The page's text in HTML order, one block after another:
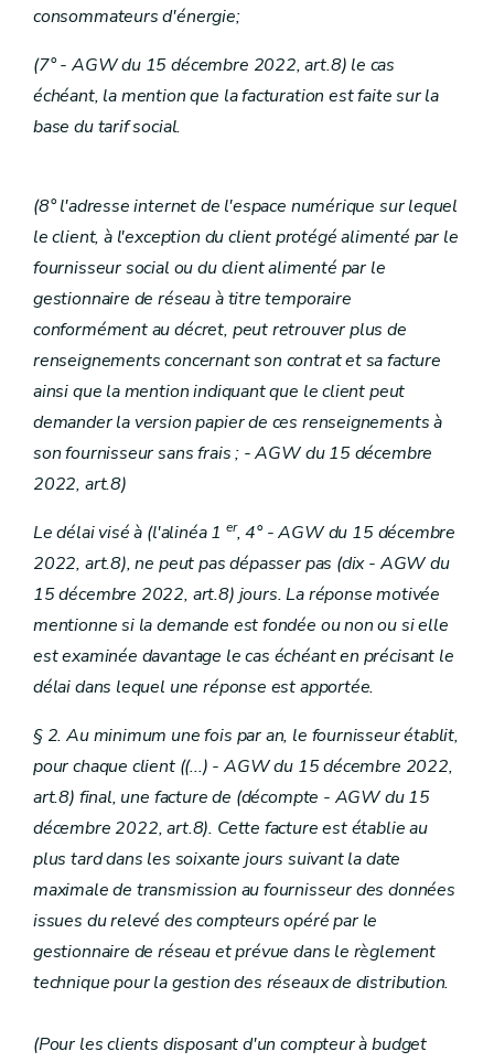
consommateurs d'énergie;
(7° - AGW du 15 décembre 2022, art.8) le cas
échéant, la mention que la facturation est faite sur la
base du tarif social.
(8° l'adresse internet de l'espace numérique sur lequel
le client, à l'exception du client protégé alimenté par le
fournisseur social ou du client alimenté par le
gestionnaire de réseau à titre temporaire
conformément au décret, peut retrouver plus de
renseignements concernant son contrat et sa facture
ainsi que la mention indiquant que le client peut
demander la version papier de ces renseignements à
son fournisseur sans frais ; - AGW du 15 décembre
2022, art.8)
Le délai visé à (l'alinéa 1 er, 4° - AGW du 15 décembre
2022, art.8), ne peut pas dépasser pas (dix - AGW du
15 décembre 2022, art.8) jours. La réponse motivée
mentionne si la demande est fondée ou non ou si elle
est examinée davantage le cas échéant en précisant le
délai dans lequel une réponse est apportée.
§ 2. Au minimum une fois par an, le fournisseur établit,
pour chaque client ((...) - AGW du 15 décembre 2022,
art.8) final, une facture de (décompte - AGW du 15
décembre 2022, art.8). Cette facture est établie au
plus tard dans les soixante jours suivant la date
maximale de transmission au fournisseur des données
issues du relevé des compteurs opéré par le
gestionnaire de réseau et prévue dans le règlement
technique pour la gestion des réseaux de distribution.
(Pour les clients disposant d'un compteur à budget